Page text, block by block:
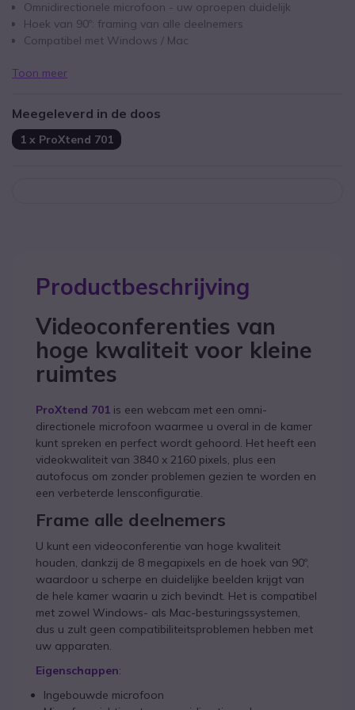
Omnidirectionele microfoon - uw oproepen duidelijk
Hoek van 90º: framing van alle deelnemers
Compatibel met Windows / Mac
Toon meer
Meegeleverd in de doos
1 x ProXtend 701
Productbeschrijving
Videoconferenties van
hoge kwaliteit voor kleine
ruimtes
ProXtend 701 is een webcam met een omni-
directionele microfoon waarmee u overal in de kamer
kunt spreken en perfect wordt gehoord. Het heeft een
videokwaliteit van 3840 x 2160 pixels, plus een
autofocus om zonder problemen gezien te worden en
een verbeterde lensconfiguratie.
Frame alle deelnemers
U kunt een videoconferentie van hoge kwaliteit
houden, dankzij de 8 megapixels en de hoek van 90º,
waardoor u scherpe en duidelijke beelden krijgt van
de hele kamer waarin u zich bevindt. Het is compatibel
met zowel Windows- als Mac-besturingssystemen,
dus u zult geen compatibiliteitsproblemen hebben met
uw apparaten.
Eigenschappen:
Ingebouwde microfoon